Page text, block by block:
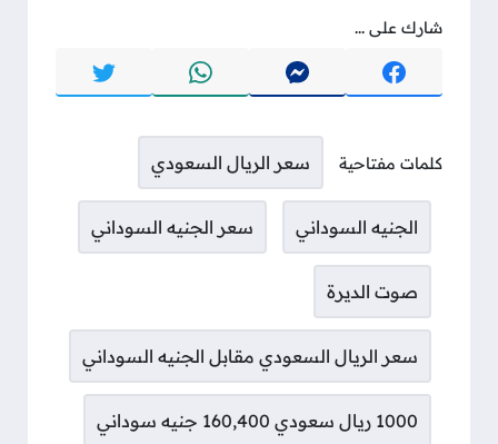
شارك على ...
كلمات مفتاحية سعر الريال السعودي
الجنيه السوداني سعر الجنيه السوداني
صوت الديرة
سعر الريال السعودي مقابل الجنيه السوداني
1000 ريال سعودي 160,400 جنيه سوداني